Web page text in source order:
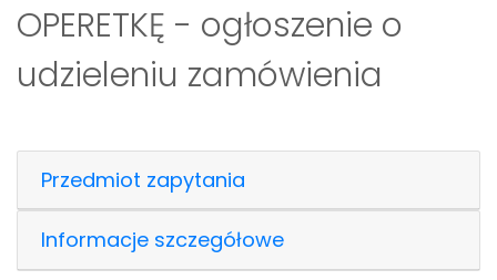
OPERETKĘ - ogłoszenie o
udzieleniu zamówienia
Przedmiot zapytania
Informacje szczegółowe